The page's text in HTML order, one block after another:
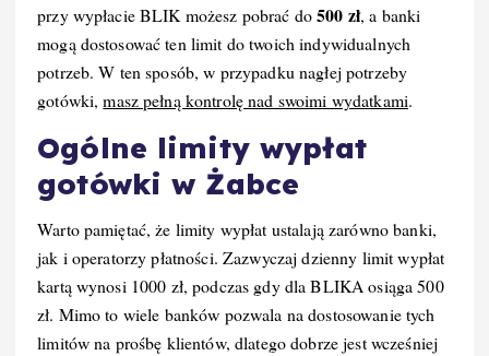
przy wypłacie BLIK możesz pobrać do500 zł, a banki
mogą dostosować ten limit do twoich indywidualnych
potrzeb. W ten sposób, w przypadku nagłej potrzeby
gotówki,masz pełną kontrolę nad swoimi wydatkami.
Ogólne limity wypłat
gotówki w Żabce
Warto pamiętać, że limity wypłat ustalają zarówno banki,
jak i operatorzy płatności. Zazwyczaj dzienny limit wypłat
kartą wynosi 1000 zł, podczas gdy dla BLIKA osiąga 500
zł. Mimo to wiele banków pozwala na dostosowanie tych
limitów na prośbę klientów, dlatego dobrze jest wcześniej